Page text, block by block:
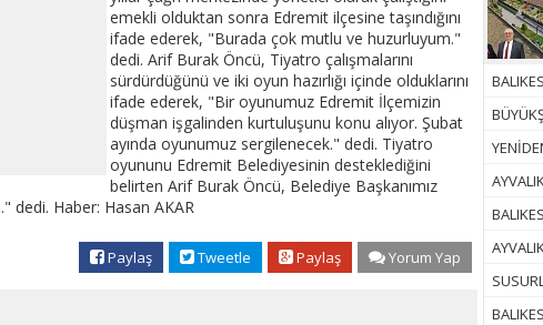
emekli olduktan sonra Edremit ilçesine taşındığını
ifade ederek, "Burada çok mutlu ve huzurluyum."
dedi. Arif Burak Öncü, Tiyatro çalışmalarını
sürdürdüğünü ve iki oyun hazırlığı içinde olduklarını
ifade ederek, "Bir oyunumuz Edremit İlçemizin
düşman işgalinden kurtuluşunu konu alıyor. Şubat
ayında oyunumuz sergilenecek." dedi. Tiyatro
oyununu Edremit Belediyesinin desteklediğini
belirten Arif Burak Öncü, Belediye Başkanımız
dedi. Haber: Hasan AKAR
Paylaş Tweetle Paylaş Yorum Yap